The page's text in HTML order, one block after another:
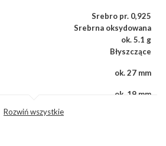
Srebro pr. 0,925
Srebrna oksydowana
ok. 5.1 g
Błyszczące
ok. 27 mm
ok. 19 mm
Rozwiń wszystkie